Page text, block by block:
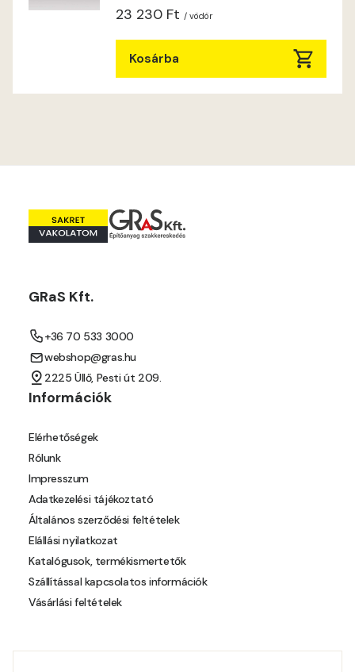
Indian-yellow C
Lilac B
Paris-green D
23 230 Ft / vödör
Kosárba
GRaS Kft.
+36 70 533 3000
webshop@gras.hu
2225 Üllő, Pesti út 209.
Információk
Elérhetőségek
Rólunk
Impresszum
Adatkezelési tájékoztató
Általános szerződési feltételek
Elállási nyilatkozat
Katalógusok, termékismertetők
Szállítással kapcsolatos információk
Vásárlási feltételek